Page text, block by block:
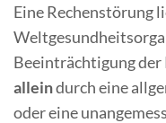
Eine Rechenstörung
Beeinträchtigung
alleindurch eine
oder eine